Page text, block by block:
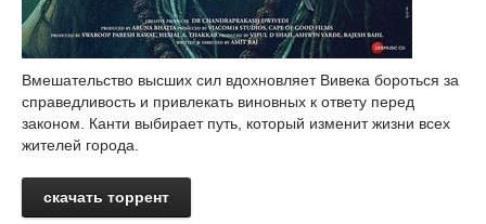
Вмешательство высших сил вдохновляет Вивека бороться за
справедливость и привлекать виновных к ответу перед
законом. Канти выбирает путь, который изменит жизни всех
жителей города.
скачать торрент